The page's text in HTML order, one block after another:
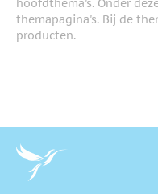
hoofdthema's. Onder
themapagina's. Bij de
producten.